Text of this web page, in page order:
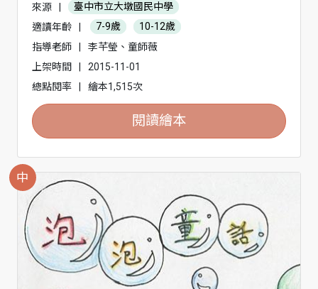
來源
臺中市立大墩國民中學
適讀年齡
7-9歲
10-12歲
指導老師
李芊瑩、童師薇
上架時間
2015-11-01
總點閱率
繪本1,515次
閱讀繪本
中